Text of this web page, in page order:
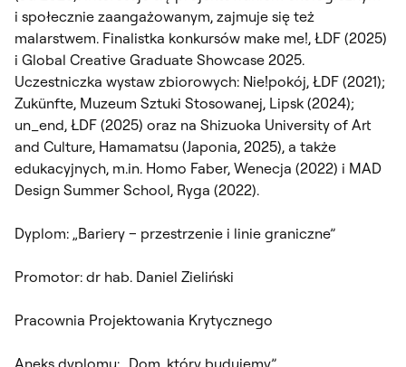
i społecznie zaangażowanym, zajmuje się też
malarstwem. Finalistka konkursów make me!, ŁDF (2025)
i Global Creative Graduate Showcase 2025.
Uczestniczka wystaw zbiorowych: Nie!pokój, ŁDF (2021);
Zukünfte, Muzeum Sztuki Stosowanej, Lipsk (2024);
un_end, ŁDF (2025) oraz na Shizuoka University of Art
and Culture, Hamamatsu (Japonia, 2025), a także
edukacyjnych, m.in. Homo Faber, Wenecja (2022) i MAD
Design Summer School, Ryga (2022).
Dyplom: „Bariery – przestrzenie i linie graniczne”
Promotor: dr hab. Daniel Zieliński
Pracownia Projektowania Krytycznego
Aneks dyplomu: „Dom, który budujemy”